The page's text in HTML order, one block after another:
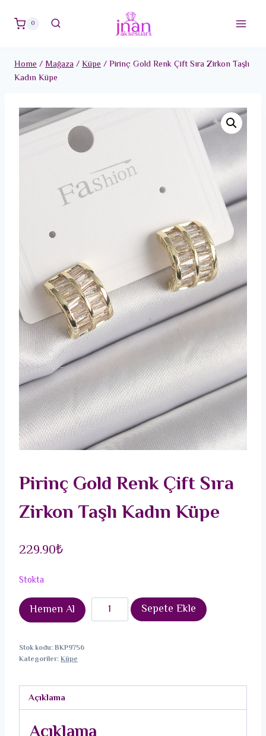
0
Home/Mağaza/Küpe/Pirinç Gold Renk Çift Sıra Zirkon Taşlı
Kadın Küpe
Pirinç Gold Renk Çift Sıra
Zirkon Taşlı Kadın Küpe
229.90₺
Stokta
Hemen Al
Pirinç
Gold
Zirkon
Küpe
Sepete Ekle
Stok kodu:BKP9756
Kategoriler:Küpe
Açıklama